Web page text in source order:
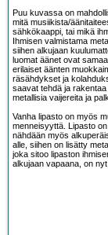
Puu kuvassa on
mitä musiikista/
sähkökaappi, tai mikä
Ihmisen valmistama
siihen alkujaan
luomat äänet ovat
erilaiset äänten
räsähdykset ja
saavat tehdä ja rakentaa
metallisia vaijereita ja
Vanha lipasto on myös
menneisyyttä. Lipasto
nähdään myös
alle, siihen on lisätty
joka sitoo lipaston
alkujaan vapaana, on